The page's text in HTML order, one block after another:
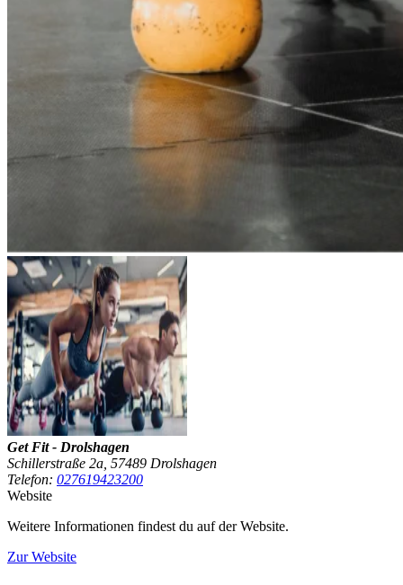
Get Fit - Drolshagen
Schillerstraße 2a, 57489 Drolshagen
Telefon: 027619423200
Website
Weitere Informationen findest du auf der Website.
Zur Website